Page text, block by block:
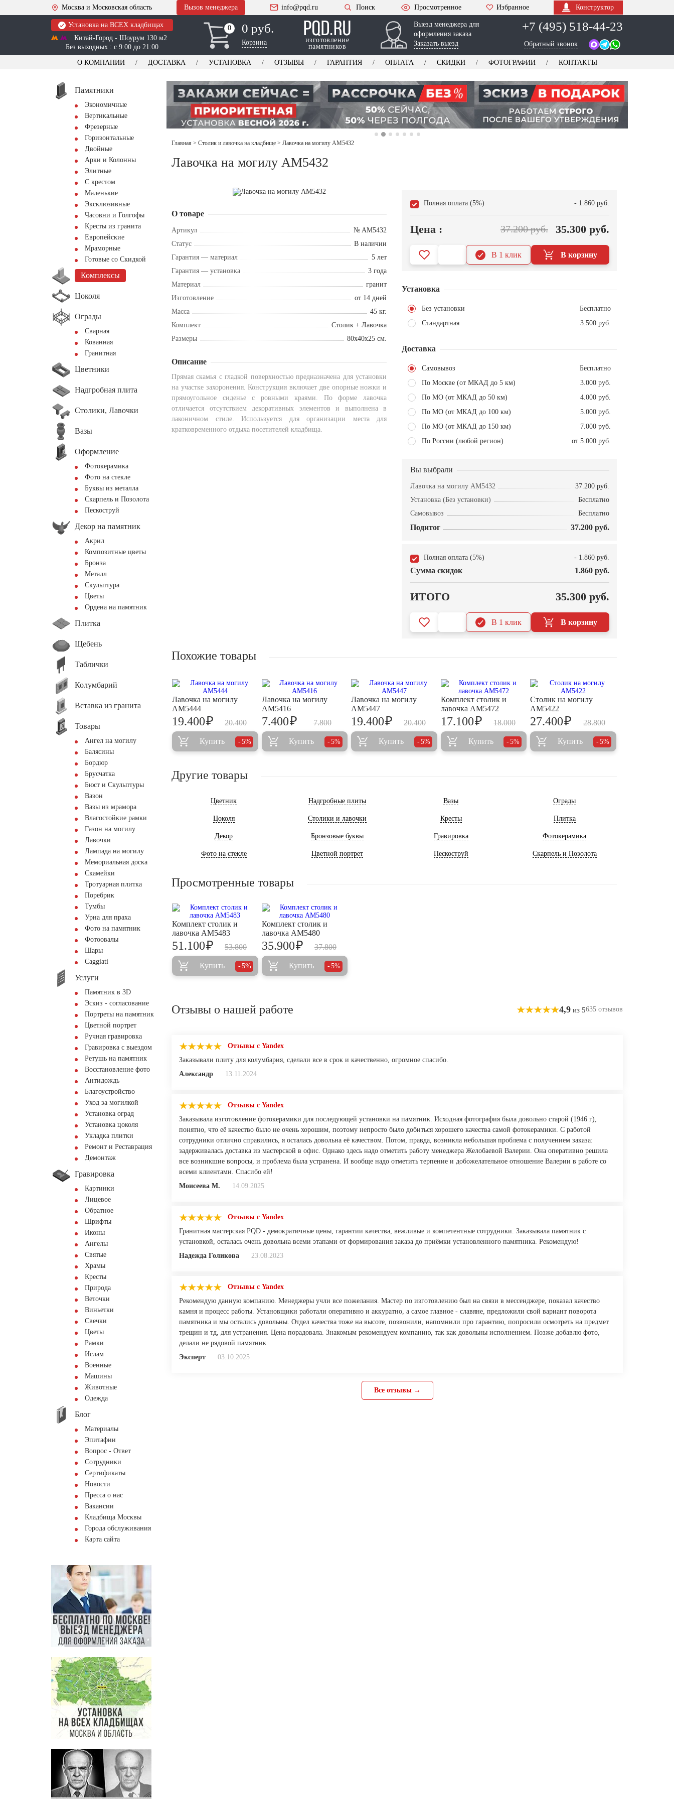
Москва и Московская область Вызов менеджера info@pqd.ru Поиск Просмотренное Избранное Конструктор
Установка на ВСЕХ кладбищах
Китай-Город - Шоурум 130 м2
Без выходных : с 9:00 до 21:00
0
0 0 руб.
Корзина
изготовление
памятников
Выезд менеджера для
оформления заказа
Заказать выезд
+7 (495) 518-44-23
Обратный звонок
О КОМПАНИИ ДОСТАВКА УСТАНОВКА ОТЗЫВЫ ГАРАНТИЯ ОПЛАТА СКИДКИ ФОТОГРАФИИ КОНТАКТЫ
Памятники
Экономичные
Вертикальные
Фрезерные
Горизонтальные
Двойные
Арки и Колонны
Элитные
С крестом
Маленькие
Эксклюзивные
Часовни и Голгофы
Кресты из гранита
Европейские
Мраморные
Готовые со Скидкой
Комплексы
Цоколя
Ограды
Сварная
Кованная
Гранитная
Цветники
Надгробная плита
Столики, Лавочки
Вазы
Оформление
Фотокерамика
Фото на стекле
Буквы из металла
Скарпель и Позолота
Пескоструй
Декор на памятник
Акрил
Композитные цветы
Бронза
Металл
Скульптура
Цветы
Ордена на памятник
Плитка
Щебень
Таблички
Колумбарий
Вставка из гранита
Товары
Ангел на могилу
Балясины
Бордюр
Брусчатка
Бюст и Скульптуры
Вазон
Вазы из мрамора
Влагостойкие рамки
Газон на могилу
Лавочки
Лампада на могилу
Мемориальная доска
Скамейки
Тротуарная плитка
Поребрик
Тумбы
Урна для праха
Фото на памятник
Фотоовалы
Шары
Сaggiati
Услуги
Памятник в 3D
Эскиз - согласование
Портреты на памятник
Цветной портрет
Ручная гравировка
Гравировка с выездом
Ретушь на памятник
Восстановление фото
Антидождь
Благоустройство
Уход за могилкой
Установка оград
Установка цоколя
Укладка плитки
Ремонт и Реставрация
Демонтаж
Гравировка
Картинки
Лицевое
Обратное
Шрифты
Иконы
Ангелы
Святые
Храмы
Кресты
Природа
Веточки
Виньетки
Свечки
Цветы
Рамки
Ислам
Военные
Машины
Животные
Одежда
Блог
Материалы
Эпитафии
Вопрос - Ответ
Сотрудники
Сертификаты
Новости
Пресса о нас
Вакансии
Кладбища Москвы
Города обслуживания
Карта сайта
Главная > Столик и лавочка на кладбище > Лавочка на могилу AM5432
Лавочка на могилу AM5432
О товаре
Артикул
№ AM5432
Статус
В наличии
Гарантия — материал
5 лет
Гарантия — установка
3 года
Материал
гранит
Изготовление
от 14 дней
Масса
45 кг.
Комплект
Столик + Лавочка
Размеры
80x40x25 см.
Описание
Прямая скамья с гладкой поверхностью предназначена для установки
на участке захоронения. Конструкция включает две опорные ножки и
прямоугольное сиденье с ровными краями. По форме лавочка
отличается отсутствием декоративных элементов и выполнена в
лаконичном стиле. Используется для организации места для
кратковременного отдыха посетителей кладбища.
Полная оплата (5%) - 1.860 руб.
Цена : 37.200 руб. 35.300 руб.
В корзину
В 1 клик
Установка
Без установки
Бесплатно
Стандартная
3.500 руб.
Доставка
Самовывоз
Бесплатно
По Москве (от МКАД до 5 км)
3.000 руб.
По МО (от МКАД до 50 км)
4.000 руб.
По МО (от МКАД до 100 км)
5.000 руб.
По МО (от МКАД до 150 км)
7.000 руб.
По России (любой регион)
от 5.000 руб.
Вы выбрали
Лавочка на могилу AM5432
37.200 руб.
Установка (Без установки)
Бесплатно
Самовывоз
Бесплатно
Подитог 37.200 руб.
Полная оплата (5%) - 1.860 руб.
Сумма скидок 1.860 руб.
ИТОГО 35.300 руб.
В корзину
В 1 клик
Похожие товары
Лавочка на могилу
AM5444
20.400
19.400₽
Купить 5%
Лавочка на могилу
AM5416
7.800
7.400₽
Купить 5%
Лавочка на могилу
AM5447
20.400
19.400₽
Купить 5%
Комплект столик и
лавочка АМ5472
18.000
17.100₽
Купить 5%
Столик на могилу
AM5422
28.800
27.400₽
Купить 5%
Другие товары
Цветник Надгробные плиты Вазы Ограды
Цоколя Столики и лавочки Кресты Плитка
Декор Бронзовые буквы Гравировка Фотокерамика
Фото на стекле Цветной портрет Пескоструй Скарпель и Позолота
Просмотренные товары
Комплект столик и
лавочка AM5483
53.800
51.100₽
Купить 5%
Комплект столик и
лавочка AM5480
37.800
35.900₽
Купить 5%
Отзывы о нашей работе 4,9 из 5635 отзывов
Отзывы с Yandex
Заказывали плиту для колумбария, сделали все в срок и качественно, огромное спасибо.
Александр
13.11.2024
Отзывы с Yandex
Заказывала изготовление фотокерамики для последующей установки на памятник. Исходная фотография была довольно старой (1946 г),
понятно, что её качество было не очень хорошим, поэтому непросто было добиться хорошего качества самой фотокерамики. С работой
сотрудники отлично справились, я осталась довольна её качеством. Потом, правда, возникла небольшая проблема с получением заказа:
задерживалась доставка из мастерской в офис. Однако здесь надо отметить работу менеджера Желобаевой Валерии. Она оперативно решила
все возникшие вопросы, и проблема была устранена. И вообще надо отметить терпение и добожелательное отношение Валерии в работе со
всеми клиентами. Спасибо ей!
Моисеева М.
14.09.2025
Отзывы с Yandex
Гранитная мастерская PQD - демократичные цены, гарантии качества, вежливые и компетентные сотрудники. Заказывала памятник с
установкой, осталась очень довольна всеми этапами от формирования заказа до приёмки установленного памятника. Рекомендую!
Надежда Голикова
23.08.2023
Отзывы с Yandex
Рекомендую данную компанию. Менеджеры учли все пожелания. Мастер по изготовлению был на связи в мессенджере, показал качество
камня и процесс работы. Установщики работали оперативно и аккуратно, а самое главное - славяне, предложили свой вариант поворота
памятника и мы остались довольны. Отдел качества тоже на высоте, позвонили, напомнили про гарантию, попросили осмотреть на предмет
трещин и тд, для устранения. Цена порадовала. Знакомым рекомендуем компанию, так как довольны исполнением. Позже добавлю фото,
делали не рядовой памятник
Эксперт
03.10.2025
Все отзывы →